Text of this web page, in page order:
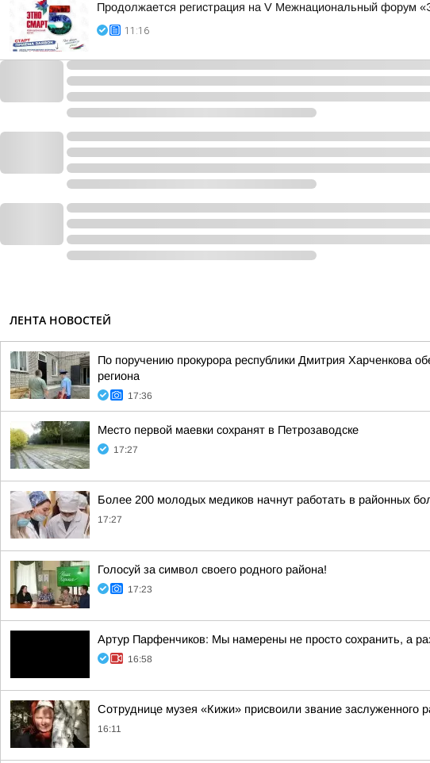
Продолжается регистрация на V Межнациональный форум
11:16
ЛЕНТА НОВОСТЕЙ
По поручению прокурора республики Дмитрия Харченкова
региона
17:36
Место первой маевки сохранят в Петрозаводске
17:27
Более 200 молодых медиков начнут работать в районных
17:27
Голосуй за символ своего родного района!
17:23
Артур Парфенчиков: Мы намерены не просто сохранить, а
16:58
Сотруднице музея «Кижи» присвоили звание заслуженного
16:11